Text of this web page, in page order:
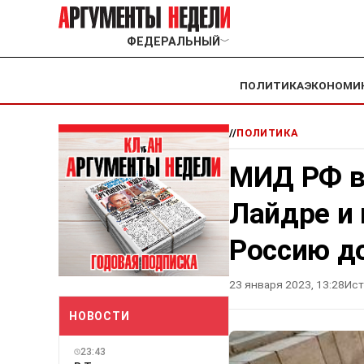
ФЕДЕРАЛЬНЫЙ ﹀
ПОЛИТИКА
НОВОСТИ
23:43
//ПОЛИТИКА
МИД РФ
Лайдре и
Россию
23 января 2023, 13:28